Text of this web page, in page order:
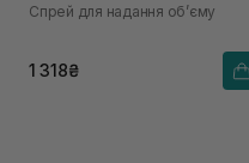
Спрей для надання об’єму
1 318₴